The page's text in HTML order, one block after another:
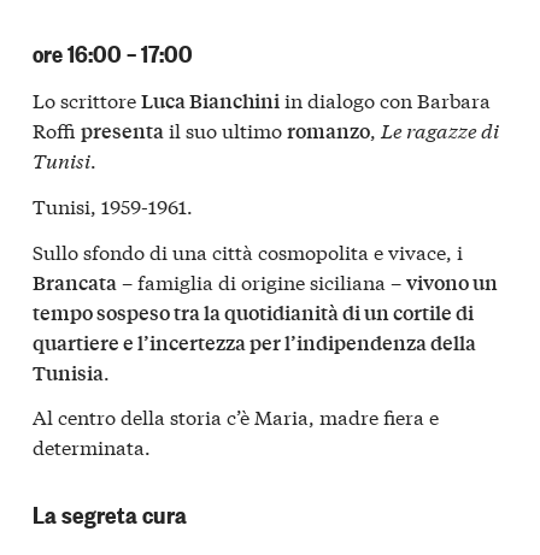
ore 16:00 – 17:00
Lo scrittoreLuca Bianchiniin dialogo con Barbara
Roffi presentail suo ultimoromanzo, Le ragazze di
Tunisi.
Tunisi, 1959-1961.
Sullo sfondo di una città cosmopolita e vivace, i
Brancata – famiglia di origine siciliana –vivono un
tempo sospeso tra la quotidianità di un cortile di
quartiere e l’incertezza per l’indipendenza della
Tunisia
Al centro della storia c’è Maria, madre fiera e
determinata.
La segreta cura